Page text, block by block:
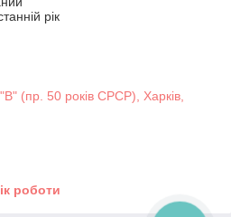
рік
(пр. 50 років СРСР), Харків,
роботи